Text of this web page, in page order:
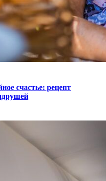
счастье: рецепт